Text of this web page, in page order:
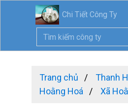
Chi Tiết Công Ty
Trang chủ Thanh
Hoằng Hoá
Xã